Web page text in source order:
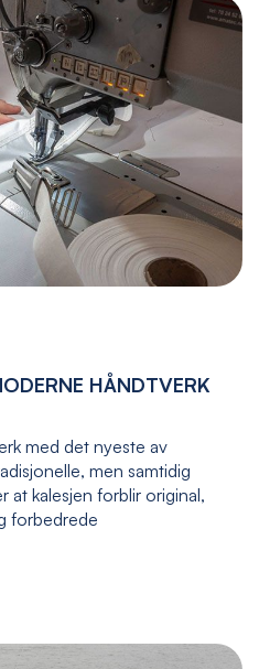
HÅNDTVERK
med det nyeste av
men samtidig
at kalesjen forblir original,
forbedrede